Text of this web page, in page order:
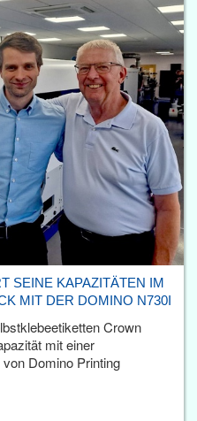
SEINE KAPAZITÄTEN IM
MIT DER DOMINO N730I
Crown
mit einer
Domino Printing